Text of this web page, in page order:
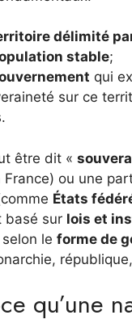
délimité
stable;
qui
sur ce
être dit «
France) ou une
États
basé sur lois et
le forme de
qu’une